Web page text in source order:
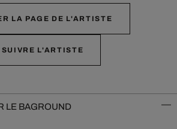
LA PAGE DE L'ARTISTE
SUIVRE L'ARTISTE
LE BAGROUND